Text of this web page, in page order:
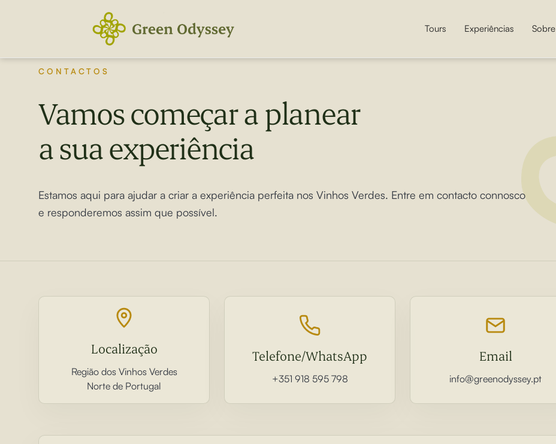
Tours Experiências Sobre
CONTACTOS
Vamos começar a planear
a sua experiência
Estamos aqui para ajudar a criar a experiência perfeita nos Vinhos Verdes. Entre em contacto connosco
e responderemos assim que possível.
Localização
Região dos Vinhos Verdes
Norte de Portugal
Telefone/WhatsApp
+351 918 595 798
Email
info@greenodyssey.pt